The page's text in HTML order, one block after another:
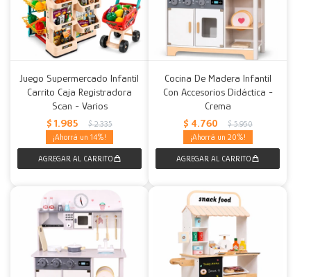
Juego Supermercado Infantil
Carrito Caja Registradora
Scan - Varios
$ 1.985 $ 2.335
14
Cocina De Madera Infantil
Con Accesorios Didáctica -
Crema
$ 4.760 $ 5.950
20